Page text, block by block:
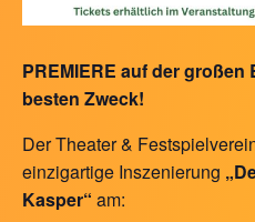
PREMIERE auf der
besten Zweck!
Der Theater &
einzigartige Inszenierung
Kasper“ am: